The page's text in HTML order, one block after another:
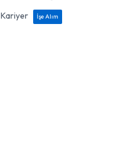
Kariyer
İşe Alım